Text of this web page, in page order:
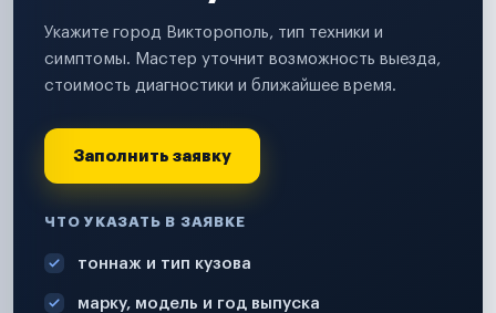
Укажите город Викторополь, тип техники и
симптомы. Мастер уточнит возможность выезда,
стоимость диагностики и ближайшее время.
Заполнить заявку
ЧТО УКАЗАТЬ В ЗАЯВКЕ
тоннаж и тип кузова
марку, модель и год выпуска